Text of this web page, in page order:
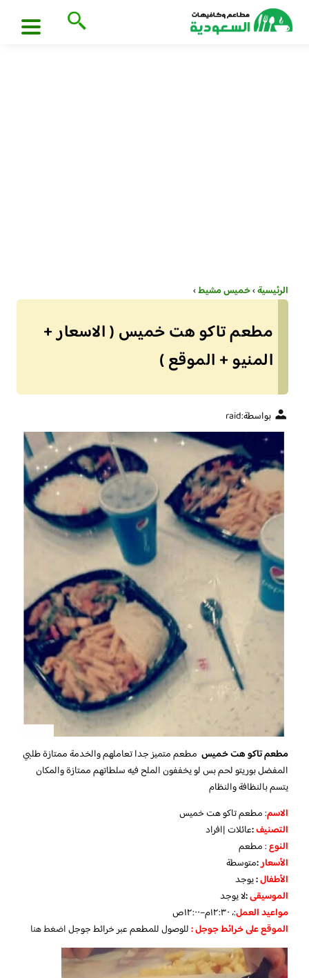
الرئيسية›خميس مشيط›
مطعم تاكو هت خميس ( الاسعار +
المنيو + الموقع )
بواسطة:raid
مطعم تاكو هت خميس مطعم متميز جدا تعاملهم والخدمة ممتازة طلبي
المفضل بوريتو لحم بس لو يخففون الملح فيه سلطاتهم ممتازة والمكان
يتسم بالنظافة والنظام
الاسم: مطعم تاكو هت خميس
التصنيف:عائلات |افراد
النوع: مطعم
الأسعار:متوسطة
الأطفال:يوجد
الموسيقى:لايوجد
مواعيد العمل:، ١٢:٣٠م–١٢:٠٠ص
الموقع على خرائط جوجل :للوصول للمطعم عبر خرائط جوجلاضغط هنا